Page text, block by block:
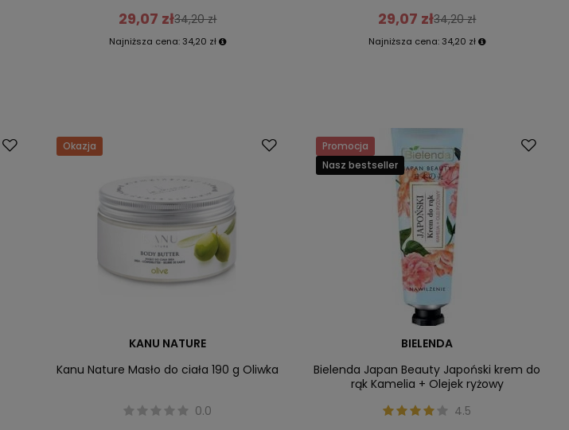
29,07 zł34,20 zł
Najniższa cena: 34,20 zł
29,07 zł34,20 zł
Najniższa cena: 34,20 zł
Okazja
KANU NATURE
Kanu Nature Masło do ciała 190 g Oliwka
0.0
Promocja
Nasz bestseller
BIELENDA
Bielenda Japan Beauty Japoński krem do
rąk Kamelia + Olejek ryżowy
4.5